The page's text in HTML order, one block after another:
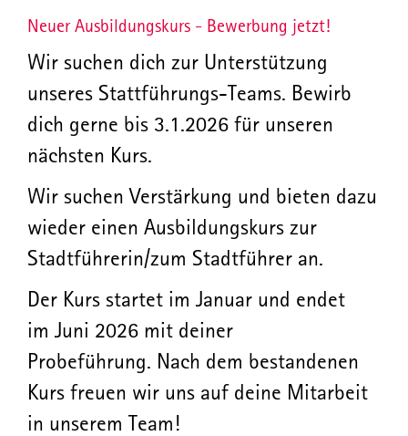
Neuer Ausbildungskurs - Bewerbung jetzt!
Wir suchen dich zur Unterstützung
unseres Stattführungs-Teams. Bewirb
dich gerne bis 3.1.2026 für unseren
nächsten Kurs.
Wir suchen Verstärkung und bieten dazu
wieder einen Ausbildungskurs zur
Stadtführerin/zum Stadtführer an.
Der Kurs startet im Januar und endet
im Juni 2026 mit deiner
Probeführung. Nach dem bestandenen
Kurs freuen wir uns auf deine Mitarbeit
in unserem Team!